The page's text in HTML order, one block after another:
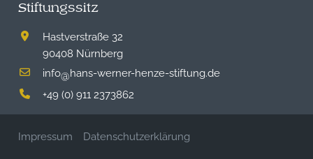
Stiftungssitz
Hastverstraße 32
90408 Nürnberg
info@hans-werner-henze-stiftung.de
+49 (0) 911 2373862
Impressum Datenschutzerklärung